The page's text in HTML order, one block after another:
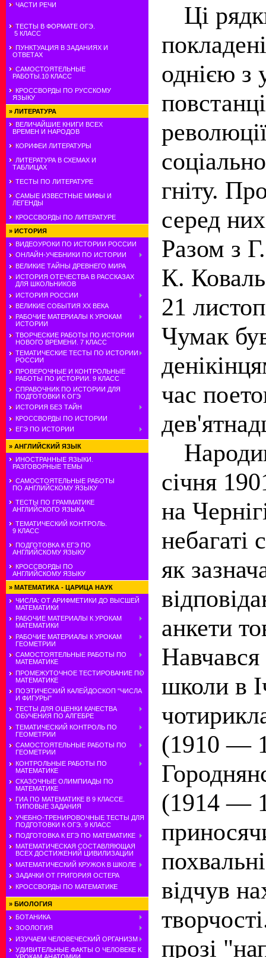
ЧАСТИ РЕЧИ
ТЕСТЫ В ФОРМАТЕ ОГЭ.
5 КЛАСС
ПУНКТУАЦИЯ В ЗАДАНИЯХ И
ОТВЕТАХ
САМОСТОЯТЕЛЬНЫЕ
РАБОТЫ.10 КЛАСС
КРОССВОРДЫ ПО РУССКОМУ
ЯЗЫКУ
» ЛИТЕРАТУРА
ВЕЛИЧАЙШИЕ КНИГИ ВСЕХ
ВРЕМЕН И НАРОДОВ
КОРИФЕИ ЛИТЕРАТУРЫ
ЛИТЕРАТУРА В СХЕМАХ И
ТАБЛИЦАХ
ТЕСТЫ ПО ЛИТЕРАТУРЕ
САМЫЕ ИЗВЕСТНЫЕ МИФЫ И
ЛЕГЕНДЫ
КРОССВОРДЫ ПО ЛИТЕРАТУРЕ
» ИСТОРИЯ
ВИДЕОУРОКИ ПО ИСТОРИИ РОССИИ
ОНЛАЙН-УЧЕБНИКИ ПО ИСТОРИИ
ВЕЛИКИЕ ТАЙНЫ ДРЕВНЕГО МИРА
ИСТОРИЯ ОТЕЧЕСТВА В РАССКАЗАХ
ДЛЯ ШКОЛЬНИКОВ
ИСТОРИЯ РОССИИ
ВЕЛИКИЕ СОБЫТИЯ ХХ ВЕКА
РАБОЧИЕ МАТЕРИАЛЫ К УРОКАМ
ИСТОРИИ
ТВОРЧЕСКИЕ РАБОТЫ ПО ИСТОРИИ
НОВОГО ВРЕМЕНИ. 7 КЛАСС
ТЕМАТИЧЕСКИЕ ТЕСТЫ ПО ИСТОРИИ
РОССИИ
ПРОВЕРОЧНЫЕ И КОНТРОЛЬНЫЕ
РАБОТЫ ПО ИСТОРИИ. 9 КЛАСС
СПРАВОЧНИК ПО ИСТОРИИ ДЛЯ
ПОДГОТОВКИ К ОГЭ
ИСТОРИЯ БЕЗ ТАЙН
КРОССВОРДЫ ПО ИСТОРИИ
ЕГЭ ПО ИСТОРИИ
» АНГЛИЙСКИЙ ЯЗЫК
ИНОСТРАННЫЕ ЯЗЫКИ.
РАЗГОВОРНЫЕ ТЕМЫ
САМОСТОЯТЕЛЬНЫЕ РАБОТЫ
ПО АНГЛИЙСКОМУ ЯЗЫКУ
ТЕСТЫ ПО ГРАММАТИКЕ
АНГЛИЙСКОГО ЯЗЫКА
ТЕМАТИЧЕСКИЙ КОНТРОЛЬ.
9 КЛАСС
ПОДГОТОВКА К ЕГЭ ПО
АНГЛИЙСКОМУ ЯЗЫКУ
КРОССВОРДЫ ПО
АНГЛИЙСКОМУ ЯЗЫКУ
» МАТЕМАТИКА - ЦАРИЦА НАУК
ЧИСЛА: ОТ АРИФМЕТИКИ ДО ВЫСШЕЙ
МАТЕМАТИКИ
РАБОЧИЕ МАТЕРИАЛЫ К УРОКАМ
МАТЕМАТИКИ
РАБОЧИЕ МАТЕРИАЛЫ К УРОКАМ
ГЕОМЕТРИИ
САМОСТОЯТЕЛЬНЫЕ РАБОТЫ ПО
МАТЕМАТИКЕ
ПРОМЕЖУТОЧНОЕ ТЕСТИРОВАНИЕ ПО
МАТЕМАТИКЕ
ПОЭТИЧЕСКИЙ КАЛЕЙДОСКОП "ЧИСЛА
И ФИГУРЫ"
ТЕСТЫ ДЛЯ ОЦЕНКИ КАЧЕСТВА
ОБУЧЕНИЯ ПО АЛГЕБРЕ
ТЕМАТИЧЕСКИЙ КОНТРОЛЬ ПО
ГЕОМЕТРИИ
САМОСТОЯТЕЛЬНЫЕ РАБОТЫ ПО
ГЕОМЕТРИИ
КОНТРОЛЬНЫЕ РАБОТЫ ПО
МАТЕМАТИКЕ
СКАЗОЧНЫЕ ОЛИМПИАДЫ ПО
МАТЕМАТИКЕ
ГИА ПО МАТЕМАТИКЕ В 9 КЛАССЕ.
ТИПОВЫЕ ЗАДАНИЯ
УЧЕБНО-ТРЕНИРОВОЧНЫЕ ТЕСТЫ ДЛЯ
ПОДГОТОВКИ К ОГЭ. 9 КЛАСС
ПОДГОТОВКА К ЕГЭ ПО МАТЕМАТИКЕ
МАТЕМАТИЧЕСКАЯ СОСТАВЛЯЮЩАЯ
ВСЕХ ДОСТИЖЕНИЙ ЦИВИЛИЗАЦИИ
МАТЕМАТИЧЕСКИЙ КРУЖОК В ШКОЛЕ
ЗАДАЧКИ ОТ ГРИГОРИЯ ОСТЕРА
КРОССВОРДЫ ПО МАТЕМАТИКЕ
» БИОЛОГИЯ
БОТАНИКА
ЗООЛОГИЯ
ИЗУЧАЕМ ЧЕЛОВЕЧЕСКИЙ ОРГАНИЗМ
УДИВИТЕЛЬНЫЕ ФАКТЫ О ЧЕЛОВЕКЕ К
Ці
однією з
гніту.
серед
Разом з
К.
21
Чумак
час
січня
на
небагаті
як
анкети
Навчався
школи в
(1910 —
(1914 —
відчув
прозі